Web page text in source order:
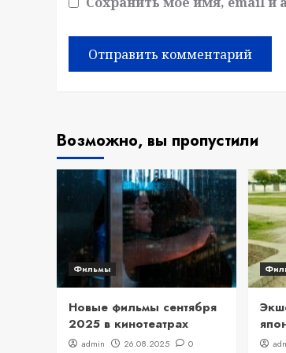
Возможно, вы пропустили
Фильмы
Новые фильмы сентября
2025 в кинотеатрах
admin 26.08.2025 0